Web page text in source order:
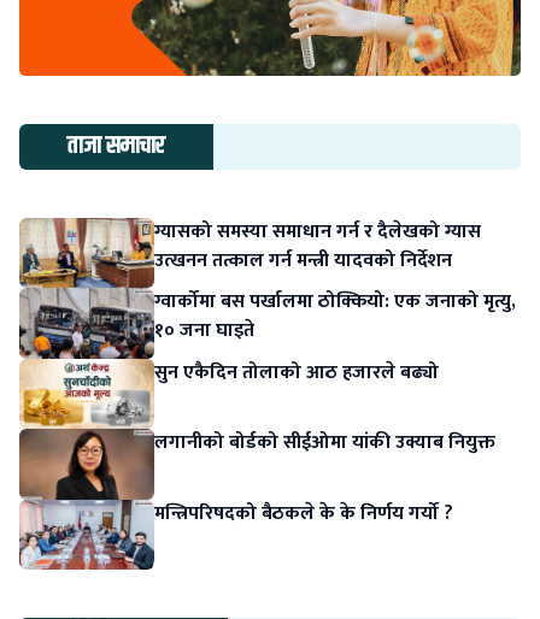
ताजा समाचार
ग्यासको समस्या समाधान गर्न र दैलेखको ग्यास
उत्खनन तत्काल गर्न मन्त्री यादवको निर्देशन
ग्वार्कोमा बस पर्खालमा ठोक्कियो: एक जनाको मृत्यु,
१० जना घाइते
सुन एकैदिन तोलाको आठ हजारले बढ्यो
लगानीको बोर्डको सीईओमा यांकी उक्याब नियुक्त
मन्त्रिपरिषदको बैठकले के के निर्णय गर्यो ?